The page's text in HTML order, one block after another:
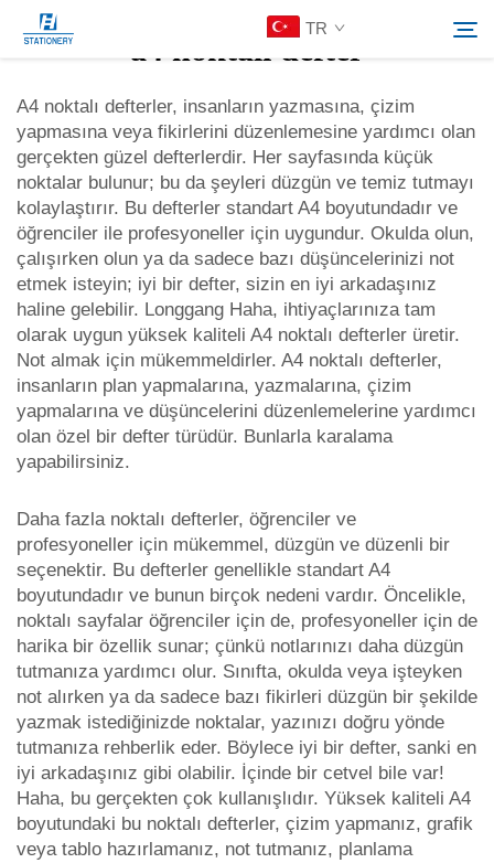
TR
Ürünler
Hakkımızda
Özelleştirilmiş Çözümler
Kaynaklar
Bize Ulaşın
Ara
a4 noktalı defter
A4 noktalı defterler, insanların yazmasına, çizim
yapmasına veya fikirlerini düzenlemesine yardımcı olan
gerçekten güzel defterlerdir. Her sayfasında küçük
noktalar bulunur; bu da şeyleri düzgün ve temiz tutmayı
kolaylaştırır. Bu defterler standart A4 boyutundadır ve
öğrenciler ile profesyoneller için uygundur. Okulda olun,
çalışırken olun ya da sadece bazı düşüncelerinizi not
etmek isteyin; iyi bir defter, sizin en iyi arkadaşınız
haline gelebilir. Longgang Haha, ihtiyaçlarınıza tam
olarak uygun yüksek kaliteli A4 noktalı defterler üretir.
Not almak için mükemmeldirler. A4 noktalı defterler,
insanların plan yapmalarına, yazmalarına, çizim
yapmalarına ve düşüncelerini düzenlemelerine yardımcı
olan özel bir defter türüdür. Bunlarla karalama
yapabilirsiniz.
Daha fazla noktalı defterler, öğrenciler ve
profesyoneller için mükemmel, düzgün ve düzenli bir
seçenektir. Bu defterler genellikle standart A4
boyutundadır ve bunun birçok nedeni vardır. Öncelikle,
noktalı sayfalar öğrenciler için de, profesyoneller için de
harika bir özellik sunar; çünkü notlarınızı daha düzgün
tutmanıza yardımcı olur. Sınıfta, okulda veya işteyken
not alırken ya da sadece bazı fikirleri düzgün bir şekilde
yazmak istediğinizde noktalar, yazınızı doğru yönde
tutmanıza rehberlik eder. Böylece iyi bir defter, sanki en
iyi arkadaşınız gibi olabilir. İçinde bir cetvel bile var!
Haha, bu gerçekten çok kullanışlıdır. Yüksek kaliteli A4
boyutundaki bu noktalı defterler, çizim yapmanız, grafik
veya tablo hazırlamanız, not tutmanız, planlama